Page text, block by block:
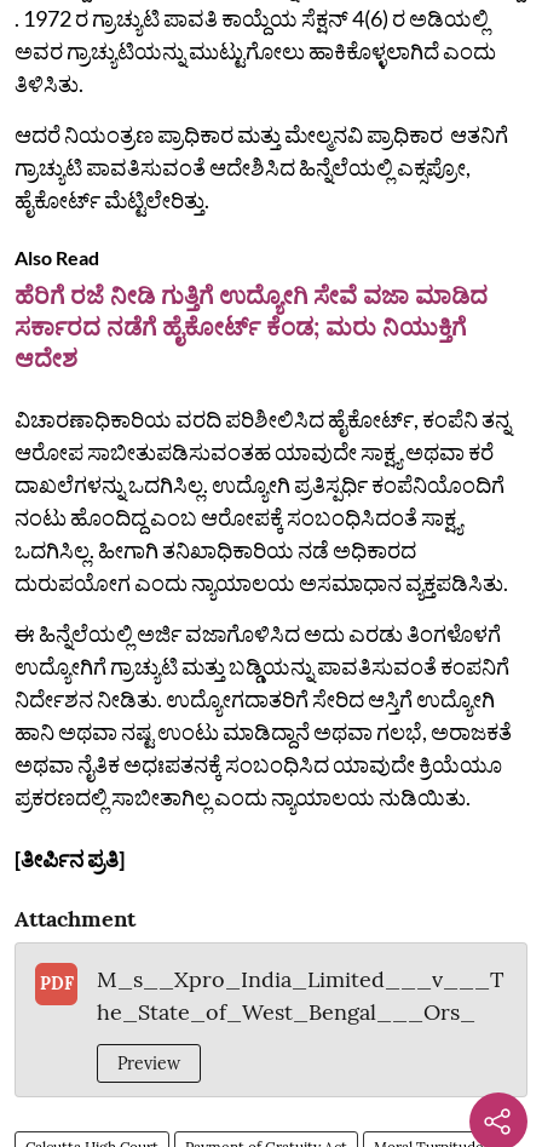
. 1972 ರ ಗ್ರಾಚ್ಯುಟಿ ಪಾವತಿ ಕಾಯ್ದೆಯ ಸೆಕ್ಷನ್ 4(6) ರ ಅಡಿಯಲ್ಲಿ
ಅವರ ಗ್ರಾಚ್ಯುಟಿಯನ್ನು ಮುಟ್ಟುಗೋಲು ಹಾಕಿಕೊಳ್ಳಲಾಗಿದೆ ಎಂದು
ತಿಳಿಸಿತು.
ಆದರೆ ನಿಯಂತ್ರಣ ಪ್ರಾಧಿಕಾರ ಮತ್ತು ಮೇಲ್ಮನವಿ ಪ್ರಾಧಿಕಾರ ಆತನಿಗೆ
ಗ್ರಾಚ್ಯುಟಿ ಪಾವತಿಸುವಂತೆ ಆದೇಶಿಸಿದ ಹಿನ್ನೆಲೆಯಲ್ಲಿ ಎಕ್ಸಪ್ರೋ,
ಹೈಕೋರ್ಟ್‌ ಮೆಟ್ಟಿಲೇರಿತ್ತು.
Also Read
ಹೆರಿಗೆ ರಜೆ ನೀಡಿ ಗುತ್ತಿಗೆ ಉದ್ಯೋಗಿ ಸೇವೆ ವಜಾ ಮಾಡಿದ
ಸರ್ಕಾರದ ನಡೆಗೆ ಹೈಕೋರ್ಟ್‌ ಕೆಂಡ; ಮರು ನಿಯುಕ್ತಿಗೆ
ಆದೇಶ
ವಿಚಾರಣಾಧಿಕಾರಿಯ ವರದಿ ಪರಿಶೀಲಿಸಿದ ಹೈಕೋರ್ಟ್‌, ಕಂಪೆನಿ ತನ್ನ
ಆರೋಪ ಸಾಬೀತುಪಡಿಸುವಂತಹ ಯಾವುದೇ ಸಾಕ್ಷ್ಯ ಅಥವಾ ಕರೆ
ದಾಖಲೆಗಳನ್ನು ಒದಗಿಸಿಲ್ಲ. ಉದ್ಯೋಗಿ ಪ್ರತಿಸ್ಪರ್ಧಿ ಕಂಪೆನಿಯೊಂದಿಗೆ
ನಂಟು ಹೊಂದಿದ್ದ ಎಂಬ ಆರೋಪಕ್ಕೆ ಸಂಬಂಧಿಸಿದಂತೆ ಸಾಕ್ಷ್ಯ
ಒದಗಿಸಿಲ್ಲ. ಹೀಗಾಗಿ ತನಿಖಾಧಿಕಾರಿಯ ನಡೆ ಅಧಿಕಾರದ
ದುರುಪಯೋಗ ಎಂದು ನ್ಯಾಯಾಲಯ ಅಸಮಾಧಾನ ವ್ಯಕ್ತಪಡಿಸಿತು.
ಈ ಹಿನ್ನೆಲೆಯಲ್ಲಿ ಅರ್ಜಿ ವಜಾಗೊಳಿಸಿದ ಅದು ಎರಡು ತಿಂಗಳೊಳಗೆ
ಉದ್ಯೋಗಿಗೆ ಗ್ರಾಚ್ಯುಟಿ ಮತ್ತು ಬಡ್ಡಿಯನ್ನು ಪಾವತಿಸುವಂತೆ ಕಂಪನಿಗೆ
ನಿರ್ದೇಶನ ನೀಡಿತು. ಉದ್ಯೋಗದಾತರಿಗೆ ಸೇರಿದ ಆಸ್ತಿಗೆ ಉದ್ಯೋಗಿ
ಹಾನಿ ಅಥವಾ ನಷ್ಟ ಉಂಟು ಮಾಡಿದ್ದಾನೆ ಅಥವಾ ಗಲಭೆ, ಅರಾಜಕತೆ
ಅಥವಾ ನೈತಿಕ ಅಧಃಪತನಕ್ಕೆ ಸಂಬಂಧಿಸಿದ ಯಾವುದೇ ಕ್ರಿಯೆಯೂ
ಪ್ರಕರಣದಲ್ಲಿ ಸಾಬೀತಾಗಿಲ್ಲ ಎಂದು ನ್ಯಾಯಾಲಯ ನುಡಿಯಿತು.
[ತೀರ್ಪಿನ ಪ್ರತಿ]
Attachment
PDF
M_s__Xpro_India_Limited___v___T
he_State_of_West_Bengal___Ors_
Preview